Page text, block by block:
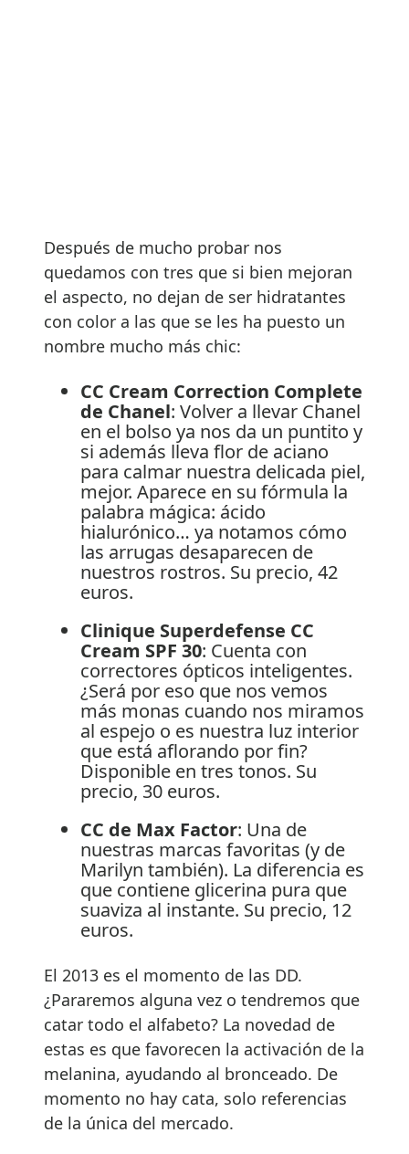
Después de mucho probar nos
quedamos con tres que si bien mejoran
el aspecto, no dejan de ser hidratantes
con color a las que se les ha puesto un
nombre mucho más chic:
CC Cream Correction Complete
de Chanel: Volver a llevar Chanel
en el bolso ya nos da un puntito y
si además lleva flor de aciano
para calmar nuestra delicada piel,
mejor. Aparece en su fórmula la
palabra mágica: ácido
hialurónico… ya notamos cómo
las arrugas desaparecen de
nuestros rostros. Su precio, 42
euros.
Clinique Superdefense CC
Cream SPF 30: Cuenta con
correctores ópticos inteligentes.
¿Será por eso que nos vemos
más monas cuando nos miramos
al espejo o es nuestra luz interior
que está aflorando por fin?
Disponible en tres tonos. Su
precio, 30 euros.
CC de Max Factor: Una de
nuestras marcas favoritas (y de
Marilyn también). La diferencia es
que contiene glicerina pura que
suaviza al instante. Su precio, 12
euros.
El 2013 es el momento de las DD.
¿Pararemos alguna vez o tendremos que
catar todo el alfabeto? La novedad de
estas es que favorecen la activación de la
melanina, ayudando al bronceado. De
momento no hay cata, solo referencias
de la única del mercado.